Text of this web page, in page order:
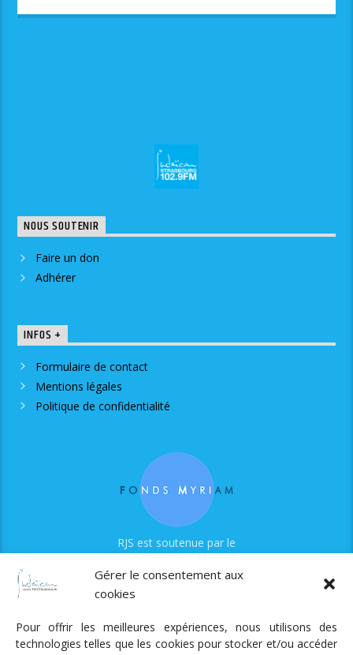
Gérer le consentement aux
cookies
Pour offrir les meilleures expériences, nous utilisons des
technologies telles que les cookies pour stocker et/ou accéder
NOUS SOUTENIR
Faire un don
Adhérer
INFOS +
Formulaire de contact
Mentions légales
Politique de confidentialité
RJS est soutenue par le